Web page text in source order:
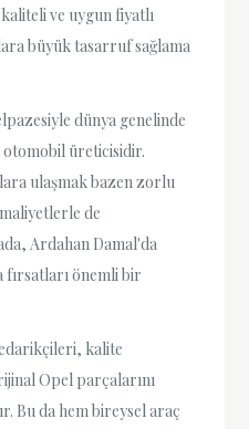
ve uygun fiyatlı
büyük tasarruf sağlama
dünya genelinde
otomobil üreticisidir.
ulaşmak bazen zorlu
de
Ardahan Damal'da
önemli bir
kalite
Opel parçalarını
Bu da hem bireysel araç